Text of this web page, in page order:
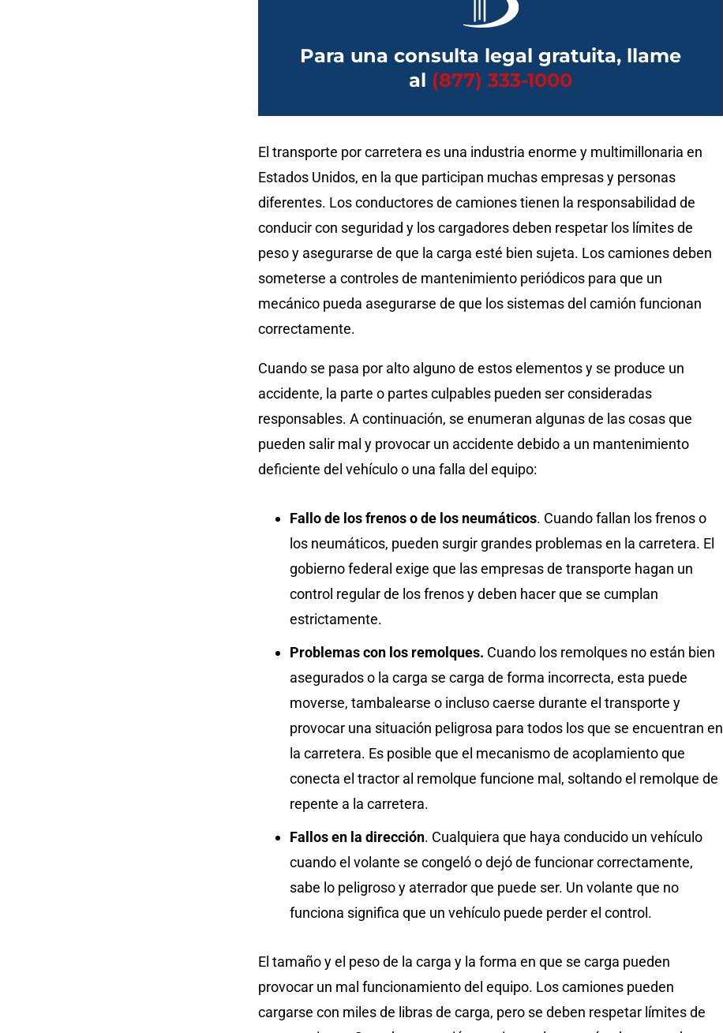
Para una consulta legal gratuita, llame
al (877) 333-1000
El transporte por carretera es una industria enorme y multimillonaria en
Estados Unidos, en la que participan muchas empresas y personas
diferentes. Los conductores de camiones tienen la responsabilidad de
conducir con seguridad y los cargadores deben respetar los límites de
peso y asegurarse de que la carga esté bien sujeta. Los camiones deben
someterse a controles de mantenimiento periódicos para que un
mecánico pueda asegurarse de que los sistemas del camión funcionan
correctamente.
Cuando se pasa por alto alguno de estos elementos y se produce un
accidente, la parte o partes culpables pueden ser consideradas
responsables. A continuación, se enumeran algunas de las cosas que
pueden salir mal y provocar un accidente debido a un mantenimiento
deficiente del vehículo o una falla del equipo:
Fallo de los frenos o de los neumáticos. Cuando fallan los frenos o
los neumáticos, pueden surgir grandes problemas en la carretera. El
gobierno federal exige que las empresas de transporte hagan un
control regular de los frenos y deben hacer que se cumplan
estrictamente.
Problemas con los remolques. Cuando los remolques no están bien
asegurados o la carga se carga de forma incorrecta, esta puede
moverse, tambalearse o incluso caerse durante el transporte y
provocar una situación peligrosa para todos los que se encuentran en
la carretera. Es posible que el mecanismo de acoplamiento que
conecta el tractor al remolque funcione mal, soltando el remolque de
repente a la carretera.
Fallos en la dirección. Cualquiera que haya conducido un vehículo
cuando el volante se congeló o dejó de funcionar correctamente,
sabe lo peligroso y aterrador que puede ser. Un volante que no
funciona significa que un vehículo puede perder el control.
El tamaño y el peso de la carga y la forma en que se carga pueden
provocar un mal funcionamiento del equipo. Los camiones pueden
cargarse con miles de libras de carga, pero se deben respetar límites de